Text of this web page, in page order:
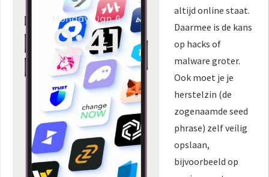
altijd online staat.
Daarmee is de kans
op hacks of
malware groter.
Ook moet je je
herstelzin (de
zogenaamde seed
phrase) zelf veilig
opslaan,
bijvoorbeeld op